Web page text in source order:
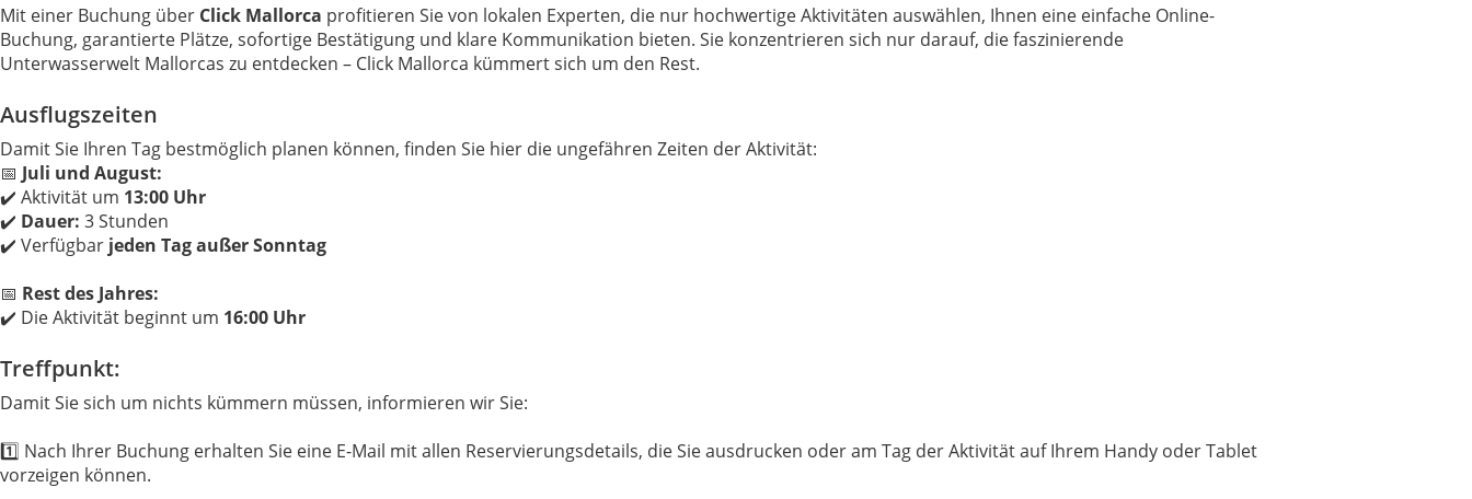
Mit einer Buchung über Click Mallorca profitieren Sie von lokalen Experten, die nur hochwertige Aktivitäten auswählen, Ihnen eine einfache Online-
Buchung, garantierte Plätze, sofortige Bestätigung und klare Kommunikation bieten. Sie konzentrieren sich nur darauf, die faszinierende
Unterwasserwelt Mallorcas zu entdecken – Click Mallorca kümmert sich um den Rest.
Ausflugszeiten
Damit Sie Ihren Tag bestmöglich planen können, finden Sie hier die ungefähren Zeiten der Aktivität:
📅 Juli und August:
✔️ Aktivität um 13:00 Uhr
✔️ Dauer: 3 Stunden
✔️ Verfügbar jeden Tag außer Sonntag
📅 Rest des Jahres:
✔️ Die Aktivität beginnt um 16:00 Uhr
Treffpunkt:
Damit Sie sich um nichts kümmern müssen, informieren wir Sie:
1️⃣ Nach Ihrer Buchung erhalten Sie eine E-Mail mit allen Reservierungsdetails, die Sie ausdrucken oder am Tag der Aktivität auf Ihrem Handy oder Tablet
vorzeigen können.